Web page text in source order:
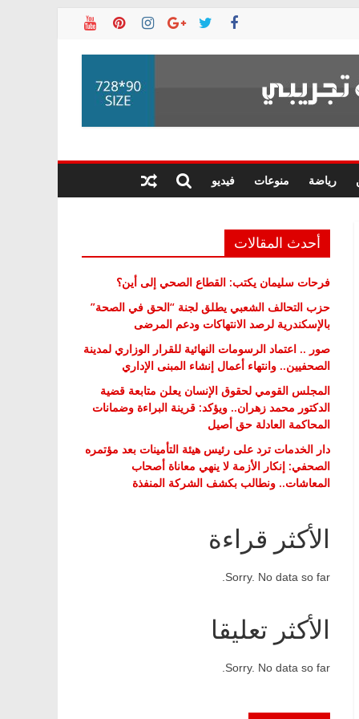
رياضة منوعات فيديو
أحدث المقالات
فرحات سليمان يكتب: القطاع الصحي إلى أين؟
حزب التحالف الشعبي يطلق لجنة “الحق في الصحة”
بالإسكندرية لرصد الانتهاكات ودعم المرضى
صور .. اعتماد الرسومات النهائية للقرار الوزاري لمدينة
الصحفيين.. وانتهاء أعمال إنشاء المبنى الإداري
المجلس القومي لحقوق الإنسان يعلن متابعة قضية
الدكتور محمد زهران.. ويؤكد: قرينة البراءة وضمانات
المحاكمة العادلة حق أصيل
دار الخدمات ترد على رئيس هيئة التأمينات بعد مؤتمره
الصحفي: إنكار الأزمة لا ينهي معاناة أصحاب
المعاشات.. ونطالب بكشف الشركة المنفذة
الأكثر قراءة
Sorry. No data so far.
الأكثر تعليقا
Sorry. No data so far.